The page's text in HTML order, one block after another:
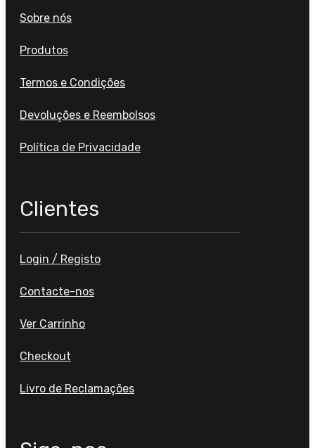
Sobre nós
Produtos
Termos e Condições
Devoluções e Reembolsos
Política de Privacidade
Clientes
Login / Registo
Contacte-nos
Ver Carrinho
Checkout
Livro de Reclamações